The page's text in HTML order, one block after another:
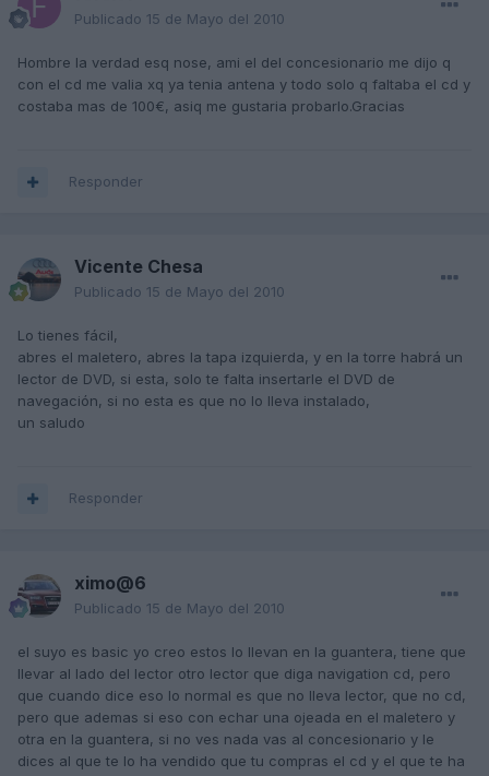
Publicado 15 de Mayo del 2010
Hombre la verdad esq nose, ami el del concesionario me dijo q
con el cd me valia xq ya tenia antena y todo solo q faltaba el cd y
costaba mas de 100€, asiq me gustaria probarlo.Gracias
Responder
Vicente Chesa
Publicado 15 de Mayo del 2010
Lo tienes fácil,
abres el maletero, abres la tapa izquierda, y en la torre habrá un
lector de DVD, si esta, solo te falta insertarle el DVD de
navegación, si no esta es que no lo lleva instalado,
un saludo
Responder
ximo@6
Publicado 15 de Mayo del 2010
el suyo es basic yo creo estos lo llevan en la guantera, tiene que
llevar al lado del lector otro lector que diga navigation cd, pero
que cuando dice eso lo normal es que no lleva lector, que no cd,
pero que ademas si eso con echar una ojeada en el maletero y
otra en la guantera, si no ves nada vas al concesionario y le
dices al que te lo ha vendido que tu compras el cd y el que te ha